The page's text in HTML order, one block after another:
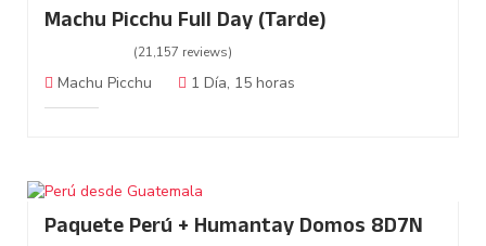
Machu Picchu Full Day (Tarde)
(21,157 reviews)
Machu Picchu 1 Día, 15 horas
Paquete Perú + Humantay Domos 8D7N